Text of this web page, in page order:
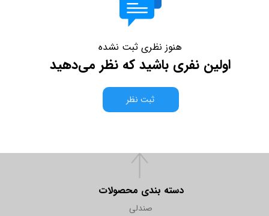
هنوز نظری ثبت نشده
اولین نفری باشید که نظر می‌دهید
ثبت نظر
دسته بندی محصولات
صندلی